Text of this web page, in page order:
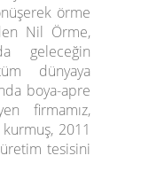
örme
Nil Örme,
geleceğin
dünyaya
boya-apre
firmamız,
kurmuş, 2011
tesisini